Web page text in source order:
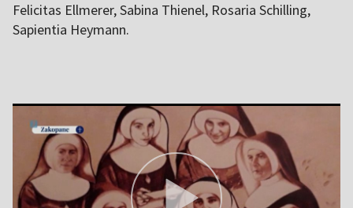
Felicitas Ellmerer, Sabina Thienel, Rosaria Schilling,
Sapientia Heymann.